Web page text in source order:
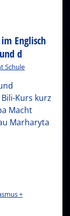
Englisch
d
Schule
Kurs kurz
Macht
Marharyta
+